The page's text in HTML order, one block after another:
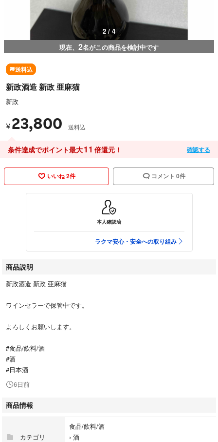
2 / 4
現在、 2名がこの商品を検討中です
送料込
新政酒造 新政 亜麻猫
新政
¥ 23,800 送料込
条件達成でポイント最大11 倍還元！ 確認する
いいね 2件 コメント 0件
本人確認済
ラクマ安心・安全への取り組み
商品説明
新政酒造 新政 亜麻猫
ワインセラーで保管中です。
よろしくお願いします。
#食品/飲料/酒
#酒
#日本酒
6日前
商品情報
カテゴリ
食品/飲料/酒
› 酒